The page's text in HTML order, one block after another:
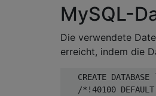
MySQL-
Die verwendete
erreicht, indem die
   CREATE DATABASE
/*!40100